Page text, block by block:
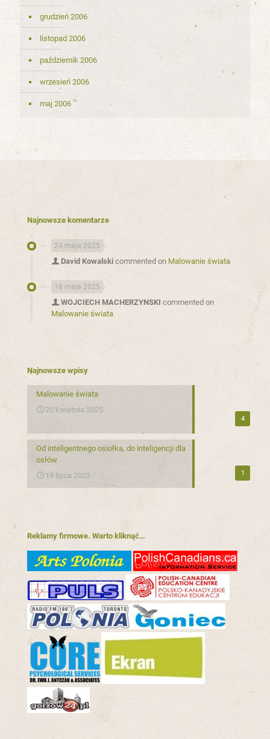
grudzień 2006
listopad 2006
październik 2006
wrzesień 2006
maj 2006
Najnowsze komentarze
24 maja 2025
David Kowalski commented on Malowanie świata
18 maja 2025
WOJCIECH MACHERZYNSKI commented on
Malowanie świata
Najnowsze wpisy
4
Malowanie świata
20 kwietnia 2025
1
Od inteligentnego osiołka, do inteligencji dla
osłów
19 lipca 2023
Reklamy firmowe. Warto kliknąć…